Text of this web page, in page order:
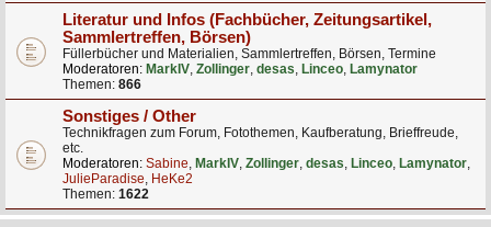
Literatur und Infos (Fachbücher, Zeitungsartikel,
Sammlertreffen, Börsen)
Füllerbücher und Materialien, Sammlertreffen, Börsen, Termine
Moderatoren: MarkIV, Zollinger, desas, Linceo, Lamynator
Themen: 866
Sonstiges / Other
Technikfragen zum Forum, Fotothemen, Kaufberatung, Brieffreude,
etc.
Moderatoren: Sabine, MarkIV, Zollinger, desas, Linceo, Lamynator,
JulieParadise, HeKe2
Themen: 1622